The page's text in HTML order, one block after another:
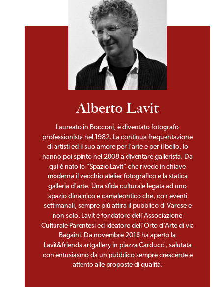
Alberto Lavit
Laureato in Bocconi, è diventato fotografo
professionista nel 1982. La continua frequentazione
di artisti ed il suo amore per l'arte e per il bello, lo
hanno poi spinto nel 2008 a diventare gallerista. Da
qui è nato lo "Spazio Lavit" che rivede in chiave
moderna il vecchio atelier fotografico e la statica
galleria d'arte. Una sfida culturale legata ad uno
spazio dinamico e camaleontico che, con eventi
settimanali, sempre più attira il pubblico di Varese e
non solo. Lavit è fondatore dell'Associazione
Culturale Parentesi ed ideatore dell'Orto d'Arte di via
Bagaini. Da novembre 2018 ha aperto la
Lavit&friends artgallery in piazza Carducci, salutata
con entusiasmo da un pubblico sempre crescente e
attento alle proposte di qualità.